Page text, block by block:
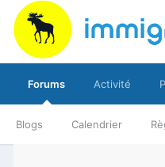
Forums
Blogs Calendrier
Activité